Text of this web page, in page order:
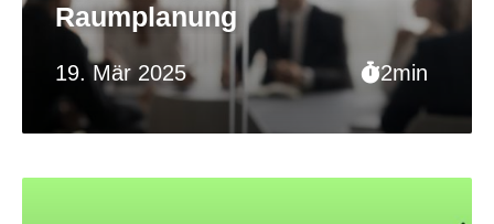
19. Mär 2025 2min
Raumplanung